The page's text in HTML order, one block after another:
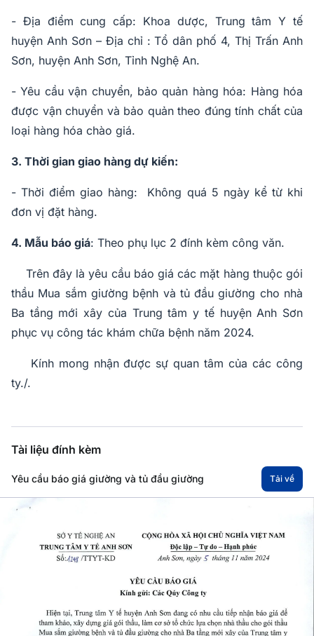
- Địa điểm cung cấp: Khoa dược, Trung tâm Y tế
huyện Anh Sơn – Địa chỉ : Tổ dân phố 4, Thị Trấn Anh
Sơn, huyện Anh Sơn, Tỉnh Nghệ An.
- Yêu cầu vận chuyển, bảo quản hàng hóa: Hàng hóa
được vận chuyển và bảo quản theo đúng tính chất của
loại hàng hóa chào giá.
3. Thời gian giao hàng dự kiến:
- Thời điểm giao hàng: Không quá 5 ngày kể từ khi
đơn vị đặt hàng.
4. Mẫu báo giá: Theo phụ lục 2 đính kèm công văn.
Trên đây là yêu cầu báo giá các mặt hàng thuộc gói
thầu Mua sắm giường bệnh và tủ đầu giường cho nhà
Ba tầng mới xây của Trung tâm y tế huyện Anh Sơn
phục vụ công tác khám chữa bệnh năm 2024.
Kính mong nhận được sự quan tâm của các công
ty./.
Tài liệu đính kèm
Yêu cầu báo giá giường và tủ đầu giường Tải về